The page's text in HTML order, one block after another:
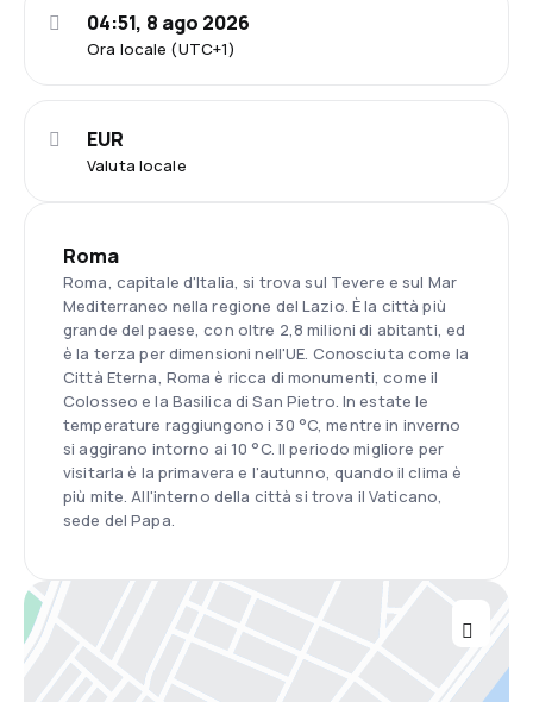
Ora locale (UTC+1)
04:51, 8 ago 2026
Valuta locale
EUR
Roma
Roma, capitale d'Italia, si trova sul Tevere e sul Mar
Mediterraneo nella regione del Lazio. È la città più
grande del paese, con oltre 2,8 milioni di abitanti, ed
è la terza per dimensioni nell'UE. Conosciuta come la
Città Eterna, Roma è ricca di monumenti, come il
Colosseo e la Basilica di San Pietro. In estate le
temperature raggiungono i 30 °C, mentre in inverno
si aggirano intorno ai 10 °C. Il periodo migliore per
visitarla è la primavera e l'autunno, quando il clima è
più mite. All'interno della città si trova il Vaticano,
sede del Papa.